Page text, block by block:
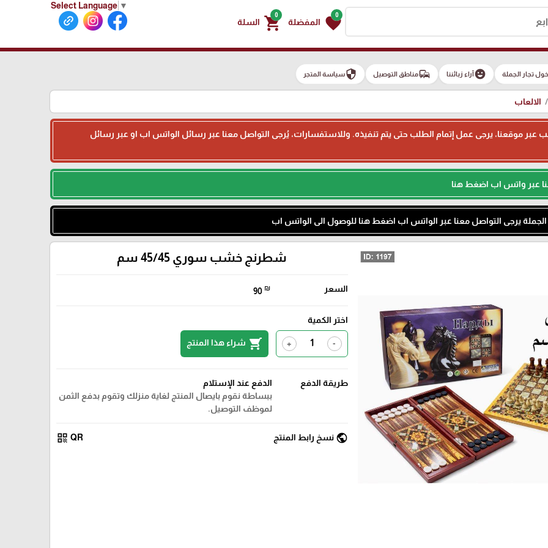
Select Language ▼
0
favorite المفضلة
0
shopping_cart السلة
تجار الجملة emoji_emotionsآراء زبائننا commuteمناطق التوصيل securityسياسة المتجر
الالعاب
طلب عبر موقعنا، يرجى عمل إتمام الطلب حتى يتم تنفيذه. وللاستفسارات، يُرجى التواصل معنا عبر رسائل الواتس اب او عبر رسائل
عبر واتس اب اضغط هنا
الجملة يرجى التواصل معنا عبر الواتس اب اضغط هنا للوصول الى الواتس اب
شطرنج خشب سوري 45/45 سم
السعر 90 ₪
اختر الكمية
-
+
shopping_cart شراء هذا المنتج
طريقة الدفع
الدفع عند الإستلام
ببساطة نقوم بايصال المنتج لغاية منزلك وتقوم بدفع الثمن
لموظف التوصيل.
public نسخ رابط المنتج QR
qr_code